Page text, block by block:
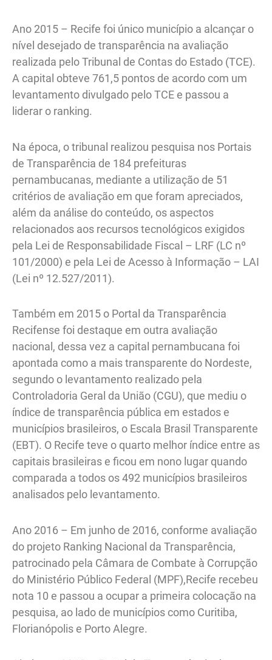
Ano 2015 – Recife foi único município a alcançar o
nível desejado de transparência na avaliação
realizada pelo Tribunal de Contas do Estado (TCE).
A capital obteve 761,5 pontos de acordo com um
levantamento divulgado pelo TCE e passou a
liderar o ranking.
Na época, o tribunal realizou pesquisa nos Portais
de Transparência de 184 prefeituras
pernambucanas, mediante a utilização de 51
critérios de avaliação em que foram apreciados,
além da análise do conteúdo, os aspectos
relacionados aos recursos tecnológicos exigidos
pela Lei de Responsabilidade Fiscal – LRF (LC nº
101/2000) e pela Lei de Acesso à Informação – LAI
(Lei nº 12.527/2011).
Também em 2015 o Portal da Transparência
Recifense foi destaque em outra avaliação
nacional, dessa vez a capital pernambucana foi
apontada como a mais transparente do Nordeste,
segundo o levantamento realizado pela
Controladoria Geral da União (CGU), que mediu o
índice de transparência pública em estados e
municípios brasileiros, o Escala Brasil Transparente
(EBT). O Recife teve o quarto melhor índice entre as
capitais brasileiras e ficou em nono lugar quando
comparada a todos os 492 municípios brasileiros
analisados pelo levantamento.
Ano 2016 – Em junho de 2016, conforme avaliação
do projeto Ranking Nacional da Transparência,
patrocinado pela Câmara de Combate à Corrupção
do Ministério Público Federal (MPF),Recife recebeu
nota 10 e passou a ocupar a primeira colocação na
pesquisa, ao lado de municípios como Curitiba,
Florianópolis e Porto Alegre.